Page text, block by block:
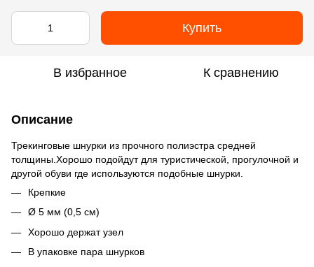
Купить
В избранное К сравнению
Описание
Трекинговые шнурки из прочного полиэстра средней
толщины.Хорошо подойдут для туристической, прогулочной и
другой обуви где используются подобные шнурки.
Крепкие
Ø 5 мм (0,5 см)
Хорошо держат узел
В упаковке пара шнурков